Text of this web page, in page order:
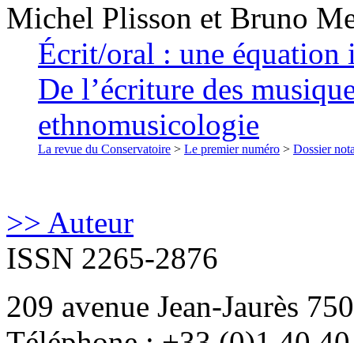
Michel Plisson et Bruno
Écrit/oral : une équation
De l’écriture des
ethnomusicologie
La revue du Conservatoire > Le premier numéro > Dossier
>> Auteur
ISSN 2265-2876
209 avenue Jean-Jaurès